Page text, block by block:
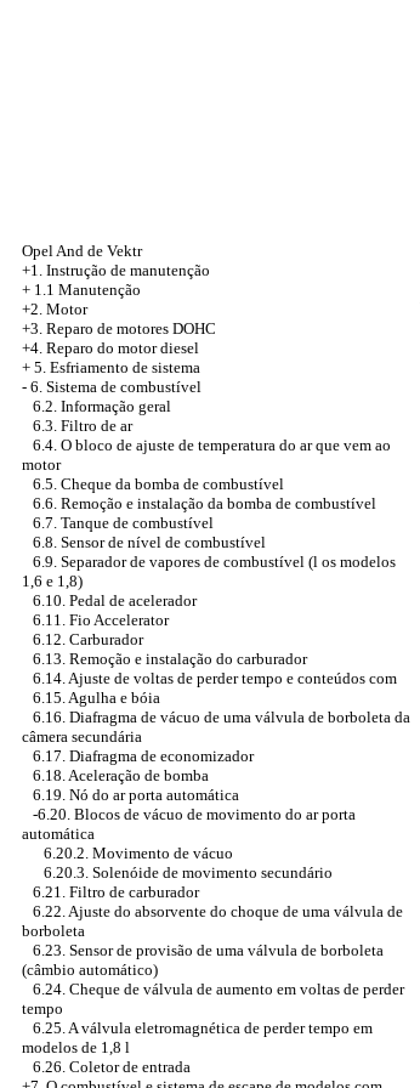
Opel And de Vektr
+1. Instrução de manutenção
+ 1.1 Manutenção
+2. Motor
+3. Reparo de motores DOHC
+4. Reparo do motor diesel
+ 5. Esfriamento de sistema
- 6. Sistema de combustível
6.2. Informação geral
6.3. Filtro de ar
6.4. O bloco de ajuste de temperatura do ar que vem ao
motor
6.5. Cheque da bomba de combustível
6.6. Remoção e instalação da bomba de combustível
6.7. Tanque de combustível
6.8. Sensor de nível de combustível
6.9. Separador de vapores de combustível (l os modelos
1,6 e 1,8)
6.10. Pedal de acelerador
6.11. Fio Accelerator
6.12. Carburador
6.13. Remoção e instalação do carburador
6.14. Ajuste de voltas de perder tempo e conteúdos com
6.15. Agulha e bóia
6.16. Diafragma de vácuo de uma válvula de borboleta da
câmera secundária
6.17. Diafragma de economizador
6.18. Aceleração de bomba
6.19. Nó do ar porta automática
-6.20. Blocos de vácuo de movimento do ar porta
automática
6.20.2. Movimento de vácuo
6.20.3. Solenóide de movimento secundário
6.21. Filtro de carburador
6.22. Ajuste do absorvente do choque de uma válvula de
borboleta
6.23. Sensor de provisão de uma válvula de borboleta
(câmbio automático)
6.24. Cheque de válvula de aumento em voltas de perder
tempo
6.25. A válvula eletromagnética de perder tempo em
modelos de 1,8 l
6.26. Coletor de entrada